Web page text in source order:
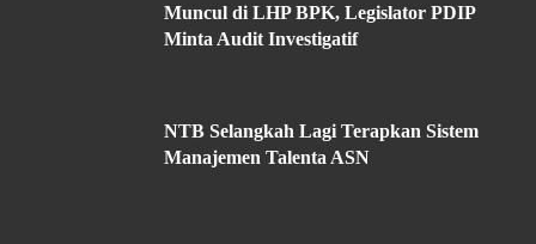
Muncul di LHP BPK, Legislator PDIP
Minta Audit Investigatif
NTB Selangkah Lagi Terapkan Sistem
Manajemen Talenta ASN